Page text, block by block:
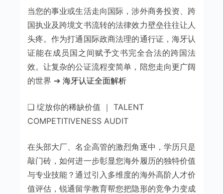
当您的事业或生活走向国际，涉外商务投资、跨
国执业及跨境文书流转的法律效力壁垒往往让人
头疼。作为打通国际政商法理的通行证，海牙认
证能在成员国之间赋予文书完全合法的跨国法
效。让复杂的公证流程变简单，陪您走向更广阔
的世界 ➔ 海牙认证全面解析
❑ 绽放你的稀缺价值 ｜ TALENT
COMPETITIVENESS AUDIT
在头部大厂、名企高管的激烈角逐中，学历只是
敲门砖，如何进一步彰显您海外履历的独特价值
与专业技能？通过引入多维度的海外高阶人才价
值评估，锐通留学教育帮您把隐形的竞争力变成